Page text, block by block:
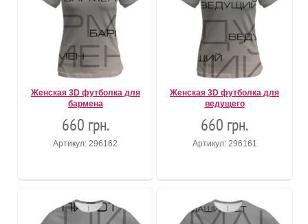
Женская 3D футболка для
бармена
660 грн.
Артикул: 296162
Женская 3D футболка для
ведущего
660 грн.
Артикул: 296161